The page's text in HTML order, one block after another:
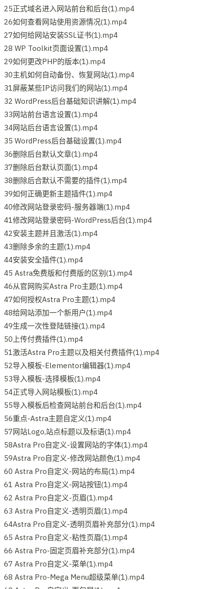
25正式域名进入网站前台和后台(1).mp4
26如何查看网站使用资源情况(1).mp4
27如何给网站安装SSL证书(1).mp4
28 WP Toolkit页面设置(1).mp4
29如何更改PHP的版本(1).mp4
30主机如何自动备份、恢复网站(1).mp4
31屏蔽某些IP访问我们的网站(1).mp4
32 WordPress后台基础知识讲解(1).mp4
33网站前台语言设置(1).mp4
34网站后台语言设置(1).mp4
35 WordPress后台基础设置(1).mp4
36删除后台默认文章(1).mp4
37删除后台默认页面(1).mp4
38删除后合默认不需要的插件(1).mp4
39如何正确更新主题插件(1).mp4
40修改网站登录密码-服务器端(1).mp4
41修改网站登录密码-WordPress后台(1).mp4
42安装主题并且激活(1).mp4
43删除多余的主题(1).mp4
44安装安全插件(1).mp4
45 Astra免费版和付费版的区别(1).mp4
46从官网购买Astra Pro主题(1).mp4
47如何授权Astra Pro主题(1).mp4
48给网站添加一个新用户(1).mp4
49生成一次性登陆链接(1).mp4
50上传付费插件(1).mp4
51激活Astra Pro主题以及相关付费插件(1).mp4
52导入模板-Elementor编辑器(1).mp4
53导入模板-选择模板(1).mp4
54正式导入网站模板(1).mp4
55导入模板后检查网站前台和后台(1).mp4
56重点-Astra主题自定义(1).mp4
57网站Logo,站点标题以及标语(1).mp4
58Astra Pro自定义-设置网站的字体(1).mp4
59Astra Pro自定义-修改网站颜色(1).mp4
60 Astra Pro自定义-网站的布局(1).mp4
61 Astra Pro自定义-网站按钮(1).mp4
62 Astra Pro自定义-页眉(1).mp4
63 Astra Pro自定义-透明页眉(1).mp4
64Astra Pro自定义-透明页眉补充部分(1).mp4
65 Astra Pro自定义-粘性页眉(1).mp4
66 Astra Pro-固定页眉补充部分(1).mp4
67 Astra Pro自定义-菜单(1).mp4
68 Astra Pro-Mega Menu超级菜单(1).mp4